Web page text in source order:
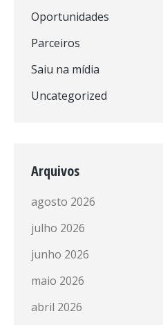
Oportunidades
Parceiros
Saiu na mídia
Uncategorized
Arquivos
agosto 2026
julho 2026
junho 2026
maio 2026
abril 2026